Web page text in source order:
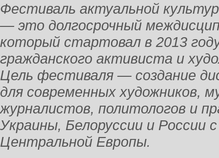
Фестиваль актуальной
— это долгосрочный
который стартовал в 2013
гражданского активиста и
Цель фестиваля — создание
для современных художников,
журналистов, политологов и
Украины, Белоруссии и России
Центральной Европы.